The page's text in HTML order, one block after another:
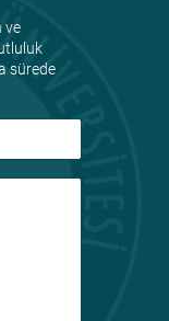
ve
sürede